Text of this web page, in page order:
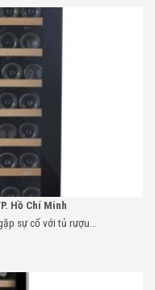
Hồ Chí Minh
sự cố với tủ rượu...